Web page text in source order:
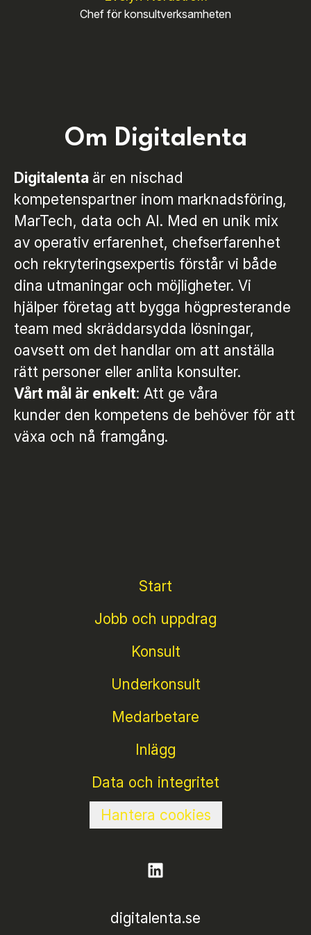
Chef för konsultverksamheten
Om Digitalenta
Digitalenta är en nischad
kompetenspartner inom marknadsföring,
MarTech, data och AI. Med en unik mix
av operativ erfarenhet, chefserfarenhet
och rekryteringsexpertis förstår vi både
dina utmaningar och möjligheter. Vi
hjälper företag att bygga högpresterande
team med skräddarsydda lösningar,
oavsett om det handlar om att anställa
rätt personer eller anlita konsulter.
Vårt mål är enkelt: Att ge våra
kunder den kompetens de behöver för att
växa och nå framgång.
Start
Jobb och uppdrag
Konsult
Underkonsult
Medarbetare
Inlägg
Data och integritet
Hantera cookies
digitalenta.se